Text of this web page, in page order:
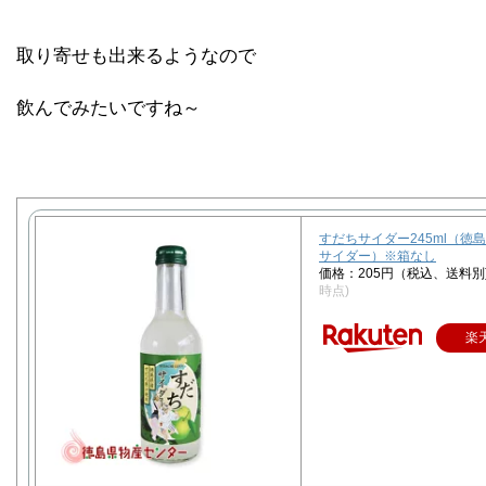
取り寄せも出来るようなので
飲んでみたいですね～
すだちサイダー245ml（徳
サイダー）※箱なし
価格：205円（税込、送料
時点)
楽